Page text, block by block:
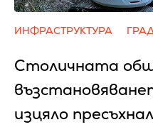
ИНФРАСТРУКТУРА
Столичната
изцяло